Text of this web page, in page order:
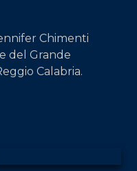
Chimenti
del Grande
Calabria.